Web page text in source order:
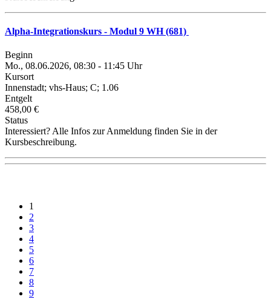
Alpha-Integrationskurs - Modul 9 WH (681)
Beginn
Mo., 08.06.2026, 08:30 - 11:45 Uhr
Kursort
Innenstadt; vhs-Haus; C; 1.06
Entgelt
458,00 €
Status
Interessiert? Alle Infos zur Anmeldung finden Sie in der
Kursbeschreibung.
1
2
3
4
5
6
7
8
9